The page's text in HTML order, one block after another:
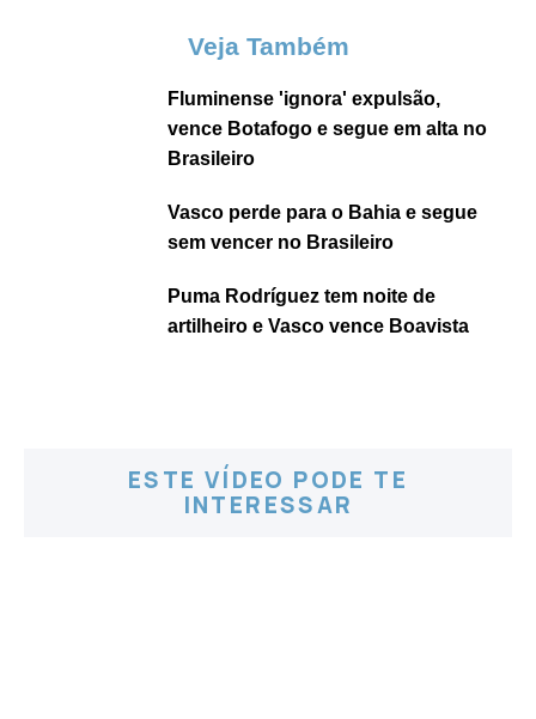
Veja Também
Fluminense 'ignora' expulsão,
vence Botafogo e segue em alta no
Brasileiro
Vasco perde para o Bahia e segue
sem vencer no Brasileiro
Puma Rodríguez tem noite de
artilheiro e Vasco vence Boavista
ESTE VÍDEO PODE TE
INTERESSAR